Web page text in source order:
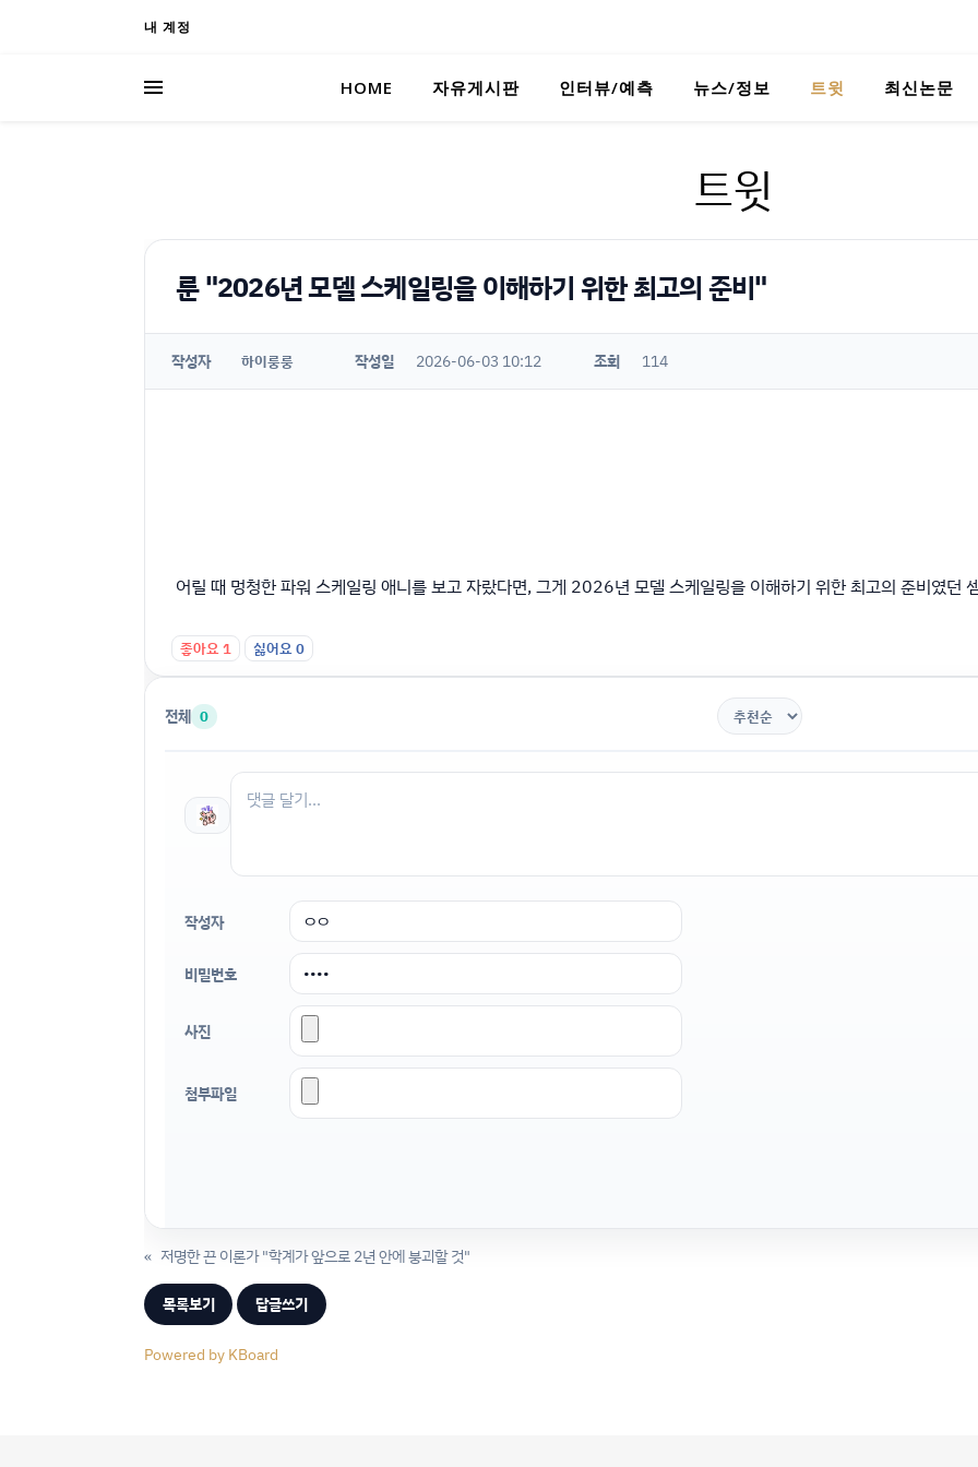
내 계정
HOME 자유게시판 인터뷰/예측 뉴스/정보 트윗 최신논문
트윗
룬 "2026년 모델 스케일링을 이해하기 위한 최고의 준비"
작성자 하이룽룽 작성일 2026-06-03 10:12 조회 114
어릴 때 멍청한 파워 스케일링 애니를 보고 자랐다면, 그게 2026년 모델 스케일링을 이해하기 위한 최고의 준비였던
좋아요1 싫어요0
전체 0
작성자
비밀번호
사진
첨부파일
« 저명한 끈 이론가 "학계가 앞으로 2년 안에 붕괴할 것"
목록보기 답글쓰기
Powered by KBoard